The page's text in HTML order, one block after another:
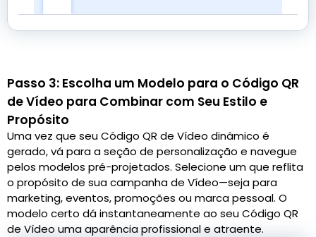
Passo 3: Escolha um Modelo para o Código QR
de Vídeo para Combinar com Seu Estilo e
Propósito
Uma vez que seu Código QR de Vídeo dinâmico é
gerado, vá para a seção de personalização e navegue
pelos modelos pré-projetados. Selecione um que reflita
o propósito de sua campanha de Vídeo—seja para
marketing, eventos, promoções ou marca pessoal. O
modelo certo dá instantaneamente ao seu Código QR
de Vídeo uma aparência profissional e atraente.